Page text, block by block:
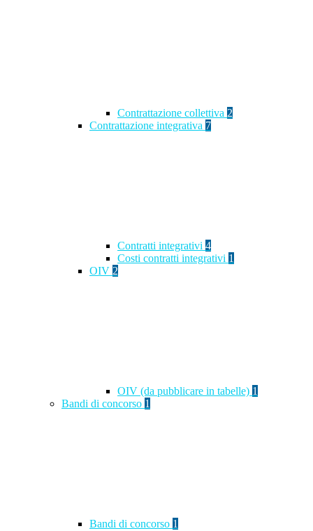
Contrattazione collettiva 2
Contrattazione integrativa 7
Contratti integrativi 4
Costi contratti integrativi 1
OIV 2
OIV (da pubblicare in tabelle) 1
Bandi di concorso 1
Bandi di concorso 1